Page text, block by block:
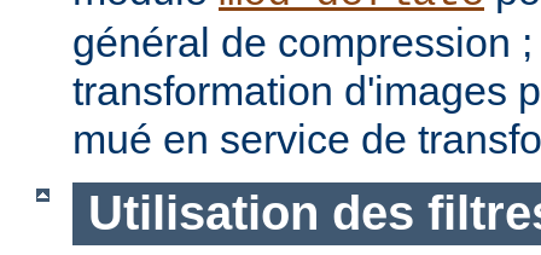
général de compression
transformation d'images
mué en service de
Utilisation des